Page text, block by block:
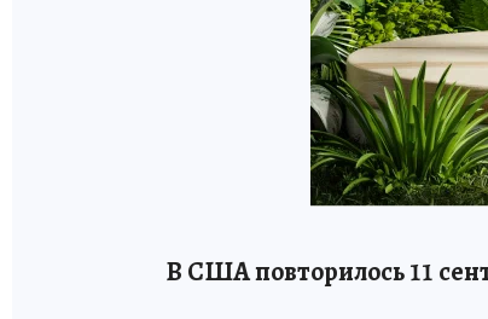
В США повторилось 11